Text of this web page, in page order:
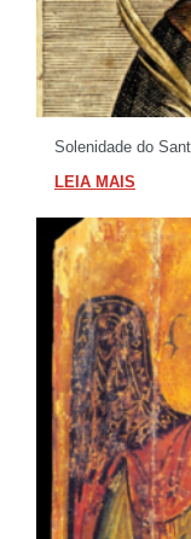
Solenidade do
LEIA MAIS